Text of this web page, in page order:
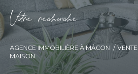
Vore recece
AGENCE IMMOBILIÈRE À MÂCON VENTE
MAISON